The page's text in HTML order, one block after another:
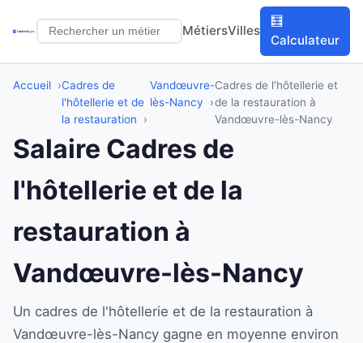
MétiersVilles
🧮
Calculateur
Accueil
Cadres de
l'hôtellerie et de
la restauration
Vandœuvre-
lès-Nancy
Cadres de l'hôtellerie et
de la restauration à
Vandœuvre-lès-Nancy
Salaire Cadres de
l'hôtellerie et de la
restauration à
Vandœuvre-lès-Nancy
Un cadres de l'hôtellerie et de la restauration à
Vandœuvre-lès-Nancy gagne en moyenne environ